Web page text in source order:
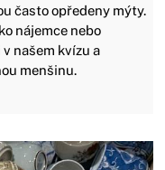
často opředeny mýty.
nájemce nebo
našem kvízu a
menšinu.